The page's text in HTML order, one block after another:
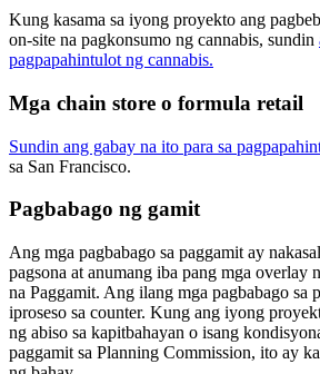
Kung kasama sa iyong proyekto ang
on-site na pagkonsumo ng cannabis, sundin
pagpapahintulot ng cannabis.
Mga chain store o formula retail
Sundin ang gabay na ito para sa
sa San Francisco.
Pagbabago ng gamit
Ang mga pagbabago sa paggamit ay
pagsona at anumang iba pang mga overlay
na Paggamit. Ang ilang mga pagbabago sa
iproseso sa counter. Kung ang iyong
ng abiso sa kapitbahayan o isang
paggamit sa Planning Commission, ito ay